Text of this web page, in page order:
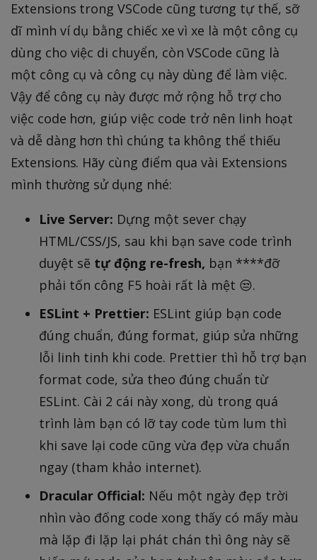
Extensions trong VSCode cũng tương tự thế, sỡ
dĩ mình ví dụ bằng chiếc xe vì xe là một công cụ
dùng cho việc di chuyển, còn VSCode cũng là
một công cụ và công cụ này dùng để làm việc.
Vậy để công cụ này được mở rộng hỗ trợ cho
việc code hơn, giúp việc code trở nên linh hoạt
và dễ dàng hơn thì chúng ta không thể thiếu
Extensions. Hãy cùng điểm qua vài Extensions
mình thường sử dụng nhé:
Live Server: Dựng một sever chạy
HTML/CSS/JS, sau khi bạn save code trình
duyệt sẽ tự động re-fresh, bạn ****đỡ
phải tốn công F5 hoài rất là mệt 😒.
ESLint + Prettier: ESLint giúp bạn code
đúng chuẩn, đúng format, giúp sửa những
lỗi linh tinh khi code. Prettier thì hỗ trợ bạn
format code, sửa theo đúng chuẩn từ
ESLint. Cài 2 cái này xong, dù trong quá
trình làm bạn có lỡ tay code tùm lum thì
khi save lại code cũng vừa đẹp vừa chuẩn
ngay (tham khảo internet).
Dracular Official: Nếu một ngày đẹp trời
nhìn vào đống code xong thấy có mấy màu
mà lặp đi lặp lại phát chán thì ông này sẽ